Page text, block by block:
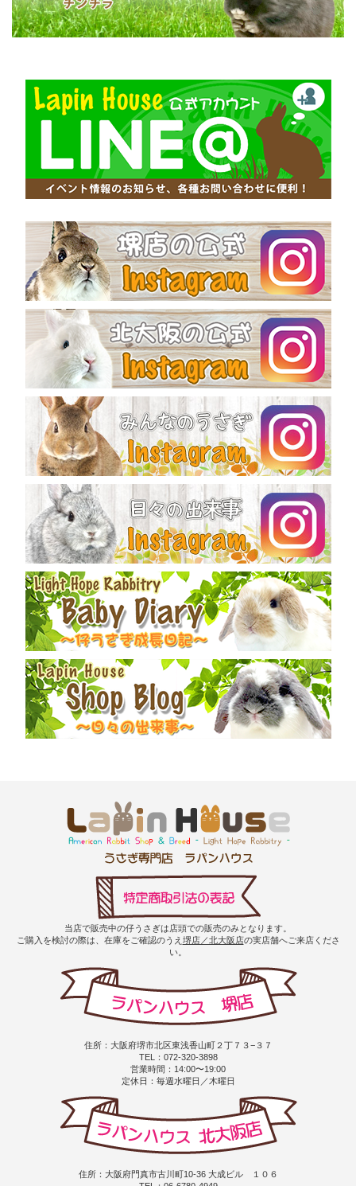
当店で販売中の仔うさぎは店頭での販売のみとなります。
ご購入を検討の際は、在庫をご確認のうえ 堺店／北大阪店の実店舗へご来店くださ
い。
住所：大阪府堺市北区東浅香山町２丁７３−３７
TEL：072-320-3898
営業時間：14:00〜19:00
定休日：毎週水曜日／木曜日
住所：大阪府門真市古川町10-36 大成ビル １０６